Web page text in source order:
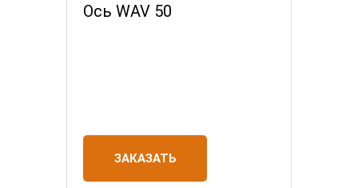
Ось WAV 50
ЗАКАЗАТЬ